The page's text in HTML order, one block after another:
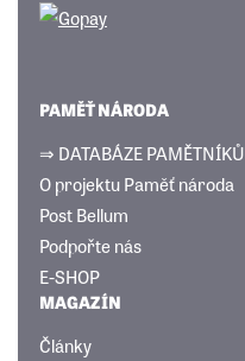
PAMĚŤ NÁRODA
⇒ DATABÁZE PAMĚTNÍKŮ
O projektu Paměť národa
Post Bellum
Podpořte nás
E-SHOP
MAGAZÍN
Články